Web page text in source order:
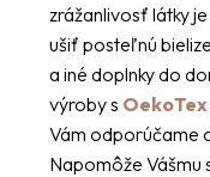
zrážanlivosť látky
ušiť posteľnú
a iné doplnky do
výroby s
Vám odporúčame
Napomôže Vášmu